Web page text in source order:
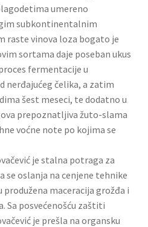
umereno
subkontinentalnim
raste vinova loza bogato je
sortama daje poseban ukus
fermentacije u
nerđajućeg čelika, a zatim
šest meseci, te dodatno u
prepoznatljiva žuto-slama
voćne note po kojima se
je stalna potraga za
oslanja na cenjene tehnike
maceracija grožđa i
Sa posvećenošću zaštiti
je prešla na organsku